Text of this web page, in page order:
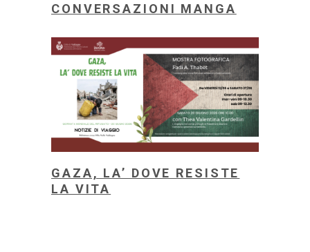
CONVERSAZIONI MANGA
GAZA, LA’ DOVE RESISTE
LA VITA